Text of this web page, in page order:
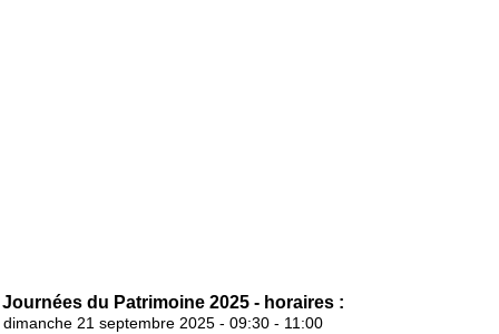
Journées du Patrimoine 2025 - horaires :
dimanche 21 septembre 2025 - 09:30 - 11:00